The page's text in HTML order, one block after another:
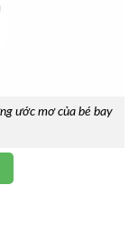
ước mơ của bé bay